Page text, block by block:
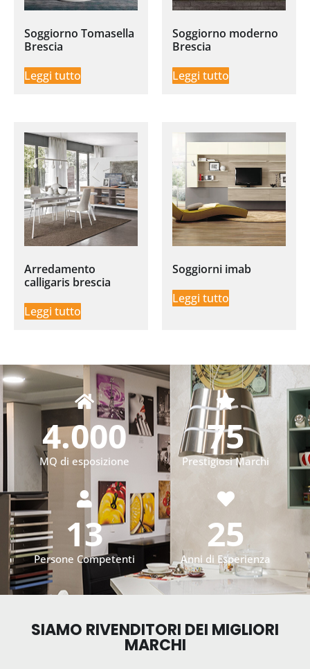
Soggiorno Tomasella
Brescia
Leggi tutto
Soggiorno moderno
Brescia
Leggi tutto
Arredamento
calligaris brescia
Leggi tutto
Soggiorni imab
Leggi tutto
MQ di esposizione
4.000
Prestigiosi Marchi
75
Persone Competenti
13
Anni di Esperienza
25
SIAMO RIVENDITORI DEI MIGLIORI
MARCHI